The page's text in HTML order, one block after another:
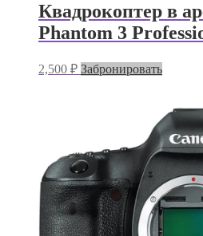
Квадрокоптер в
Phantom 3
2,500 ₽ Забронировать